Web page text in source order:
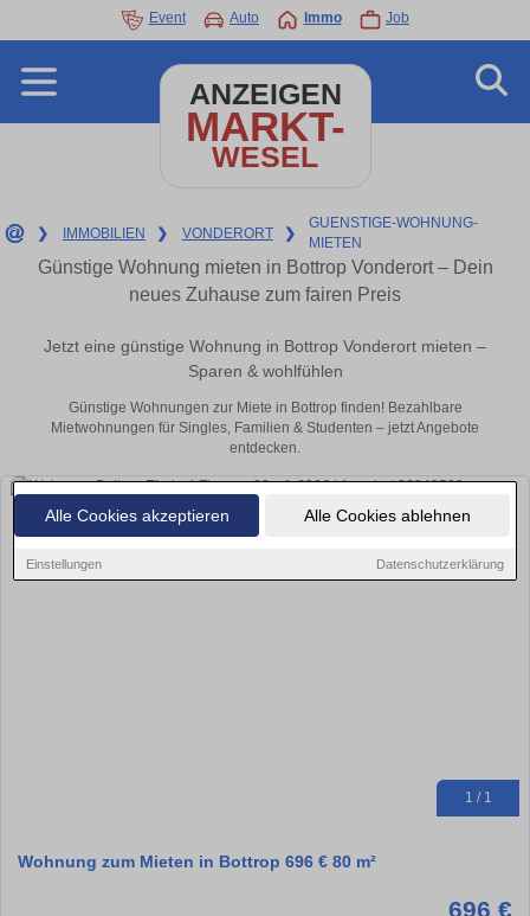
Alle Cookies akzeptieren Alle Cookies ablehnen
Einstellungen Datenschutzerklärung
Event Auto Immo Job
ANZEIGEN
MARKT-
WESEL
❯ IMMOBILIEN ❯ VONDERORT ❯
GUENSTIGE-WOHNUNG-
MIETEN
Günstige Wohnung mieten in Bottrop Vonderort – Dein
neues Zuhause zum fairen Preis
Jetzt eine günstige Wohnung in Bottrop Vonderort mieten –
Sparen & wohlfühlen
Günstige Wohnungen zur Miete in Bottrop finden! Bezahlbare
Mietwohnungen für Singles, Familien & Studenten – jetzt Angebote
entdecken.
1 / 1
Wohnung zum Mieten in Bottrop 696 € 80 m²
696 €